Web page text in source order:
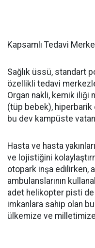
Kapsamlı Tedavi
Sağlık üssü, standart
özellikli tedavi
Organ nakli, kemik iliği
(tüp bebek),
bu dev kampüste
Hasta ve hasta
ve lojistiğini
otopark inşa edilirken,
ambulanslarının
adet helikopter pisti de
imkanlara sahip olan
ülkemize ve milletimize